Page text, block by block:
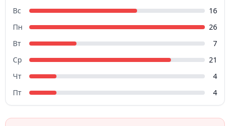
Вс
16
Пн
26
Вт
7
Ср
21
Чт
4
Пт
4